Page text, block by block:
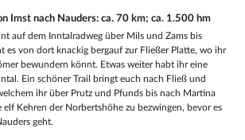
Imst nach Nauders: ca. 70 km; ca. 1.500 hm
auf dem Inntalradweg über Mils und Zams bis
es von dort knackig bergauf zur Fließer Platte, wo ihr
bewundern könnt. Etwas weiter habt ihr eine
Ein schöner Trail bringt euch nach Fließ und
ihr über Prutz und Pfunds bis nach Martina
Kehren der Norbertshöhe zu bezwingen, bevor es
geht.